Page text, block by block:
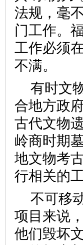
法规，毫
门工作。
工作必须
不满。
有时文
合地方政
古代文物
岭商时期
地文物考
行相关
不可移
项目来说
他们毁坏